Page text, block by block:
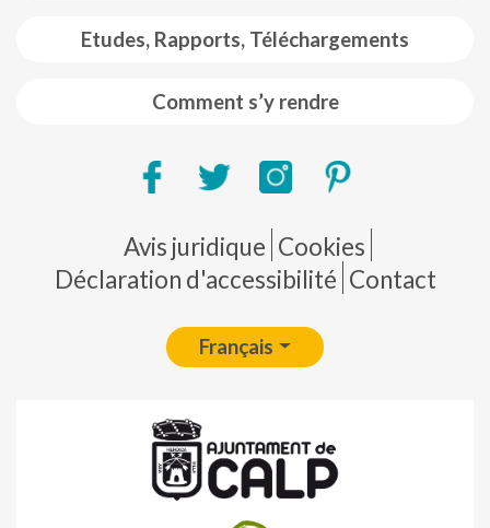
Etudes, Rapports, Téléchargements
Comment s’y rendre
Pie de página
Avis juridique Cookies
Déclaration d'accessibilité Contact
Français